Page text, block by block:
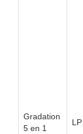
Gradation
5 en 1
LP